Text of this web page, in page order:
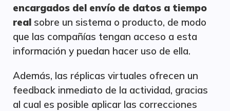
encargados del envío de datos a tiempo
real sobre un sistema o producto, de modo
que las compañías tengan acceso a esta
información y puedan hacer uso de ella.
Además, las réplicas virtuales ofrecen un
feedback inmediato de la actividad, gracias
al cual es posible aplicar las correcciones